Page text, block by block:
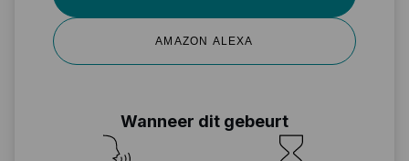
AMAZON ALEXA
Wanneer dit gebeurt